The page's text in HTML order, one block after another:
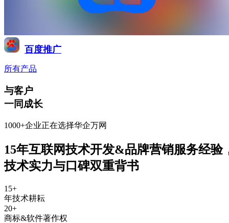
百度推广
所有产品
与客户
一同成长
1000+企业正在选择华企万网
15年互联网技术开发&品牌营销服务经验
技术实力与口碑双重背书
15+
年技术耕耘
20+
商标&软件著作权